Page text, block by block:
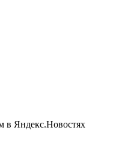
в Яндекс.Новостях